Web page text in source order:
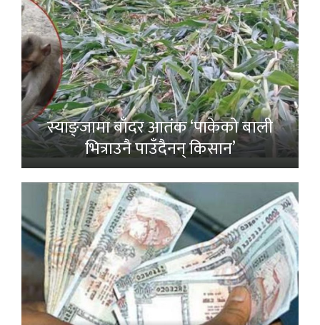
स्याङ्जामा बाँदर आतंक ‘पाकेको बाली
भित्राउनै पाउँदैनन् किसान’